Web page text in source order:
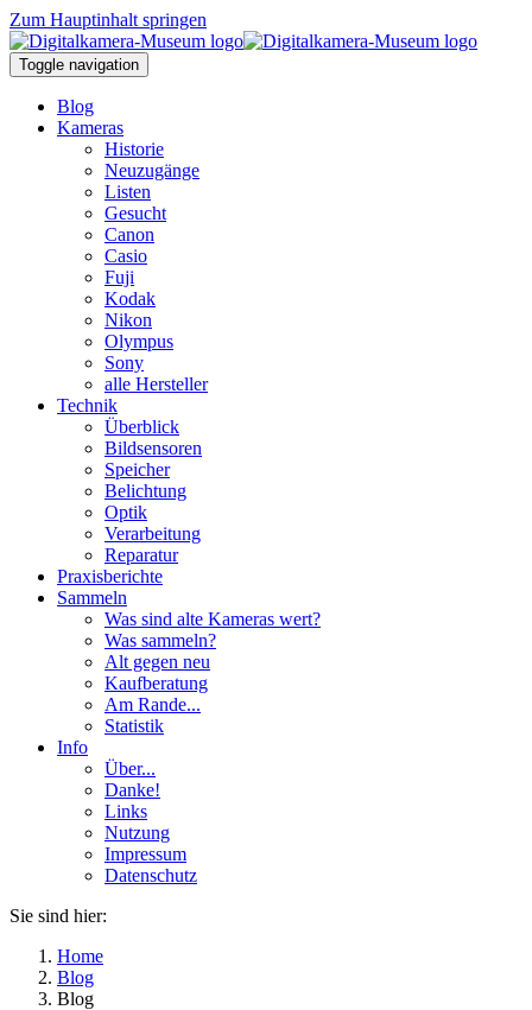
Zum Hauptinhalt springen
Toggle navigation
Blog
Kameras
Historie
Neuzugänge
Listen
Gesucht
Canon
Casio
Fuji
Kodak
Nikon
Olympus
Sony
alle Hersteller
Technik
Überblick
Bildsensoren
Speicher
Belichtung
Optik
Verarbeitung
Reparatur
Praxisberichte
Sammeln
Was sind alte Kameras wert?
Was sammeln?
Alt gegen neu
Kaufberatung
Am Rande...
Statistik
Info
Über...
Danke!
Links
Nutzung
Impressum
Datenschutz
Sie sind hier:
Home
Blog
Blog